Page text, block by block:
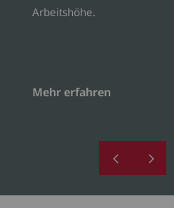
Arbeitshöhe.
Mehr erfahren